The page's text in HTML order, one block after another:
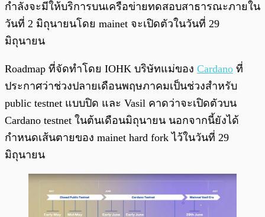
กำลังจะมีให้บริการบนเครือข่ายทดสอบสาธารณะภายใน
วันที่ 2 มิถุนายนโดย mainet จะเปิดตัวในวันที่ 29
มิถุนายน
Roadmap ที่จัดทำโดย IOHK บริษัทแม่ของ Cardano ที่
ประกาศว่าช่วงปลายเดือนพฤษภาคมเป็นช่วงสำหรับ
public testnet แบบปิด และ Vasil คาดว่าจะเปิดตัวบน
Cardano testnet ในต้นเดือนมิถุนายน นอกจากนี้ยังได้
กำหนดเส้นตายของ mainet hard fork ไว้ในวันที่ 29
มิถุนายน